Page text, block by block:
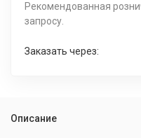
Рекомендованная
запросу.
Заказать через:
Описание